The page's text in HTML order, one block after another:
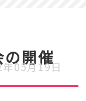
開催
05月19日